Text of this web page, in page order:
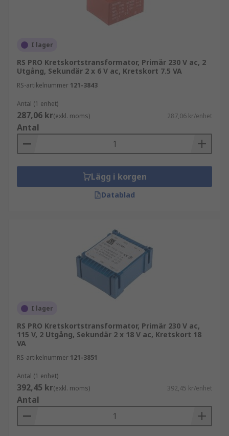
I lager
RS PRO Kretskortstransformator, Primär 230 V ac, 2
Utgång, Sekundär 2 x 6 V ac, Kretskort 7.5 VA
RS-artikelnummer 121-3843
Antal (1 enhet)
287,06 kr(exkl. moms) 287,06 kr/enhet
Antal
Lägg i korgen
Datablad
I lager
RS PRO Kretskortstransformator, Primär 230 V ac,
115 V, 2 Utgång, Sekundär 2 x 18 V ac, Kretskort 18
VA
RS-artikelnummer 121-3851
Antal (1 enhet)
392,45 kr(exkl. moms) 392,45 kr/enhet
Antal